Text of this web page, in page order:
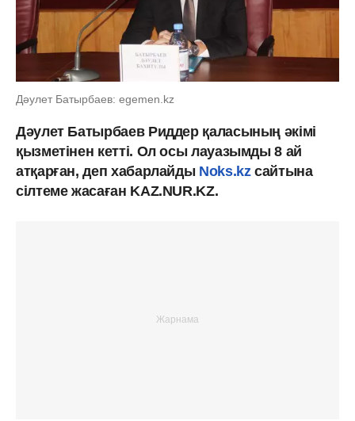
Дәулет Батырбаев: egemen.kz
Дәулет Батырбаев Риддер қаласының әкімі
қызметінен кетті. Ол осы лауазымды 8 ай
атқарған, деп хабарлайды Noks.kzсайтына
сілтеме жасаған KAZ.NUR.KZ.